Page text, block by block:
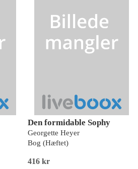
Den formidable Sophy
Georgette Heyer
Bog (Hæftet)
416 kr